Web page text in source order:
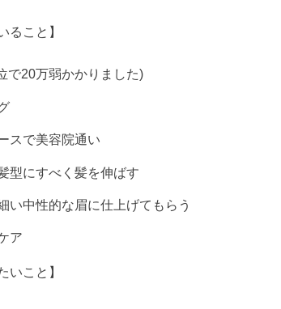
ること】
で20万弱かかりました)
スで美容院通い
型にすべく髪を伸ばす
い中性的な眉に仕上げてもらう
ア
いこと】